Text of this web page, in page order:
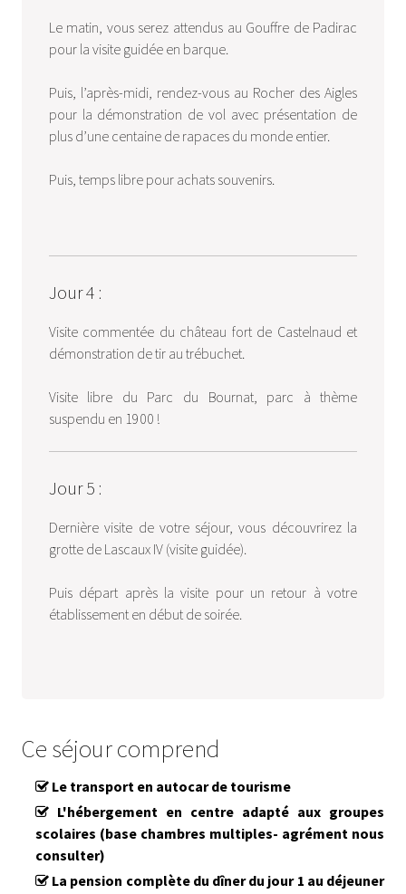
Le matin, vous serez attendus au Gouffre de Padirac
pour la visite guidée en barque.
Puis, l’après-midi, rendez-vous au Rocher des Aigles
pour la démonstration de vol avec présentation de
plus d’une centaine de rapaces du monde entier.
Puis, temps libre pour achats souvenirs.
Jour 4 :
Visite commentée du château fort de Castelnaud et
démonstration de tir au trébuchet.
Visite libre du Parc du Bournat, parc à thème
suspendu en 1900 !
Jour 5 :
Dernière visite de votre séjour, vous découvrirez la
grotte de Lascaux IV (visite guidée).
Puis départ après la visite pour un retour à votre
établissement en début de soirée.
Ce séjour comprend
Le transport en autocar de tourisme
L'hébergement en centre adapté aux groupes
scolaires (base chambres multiples- agrément nous
consulter)
La pension complète du dîner du jour 1 au déjeuner